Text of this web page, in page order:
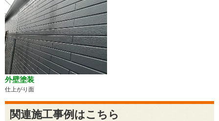
外壁塗装
仕上がり面
関連施工事例はこちら